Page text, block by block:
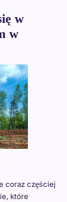
w
w
coraz częściej
które